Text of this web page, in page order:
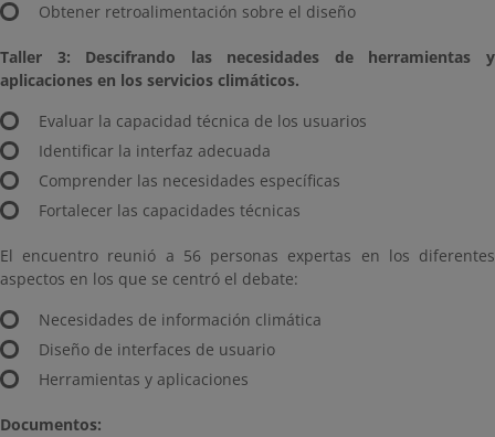
Obtener retroalimentación sobre el diseño
Taller 3: Descifrando las necesidades de herramientas y
aplicaciones en los servicios climáticos.
Evaluar la capacidad técnica de los usuarios
Identificar la interfaz adecuada
Comprender las necesidades específicas
Fortalecer las capacidades técnicas
El encuentro reunió a 56 personas expertas en los diferentes
aspectos en los que se centró el debate:
Necesidades de información climática
Diseño de interfaces de usuario
Herramientas y aplicaciones
Documentos: